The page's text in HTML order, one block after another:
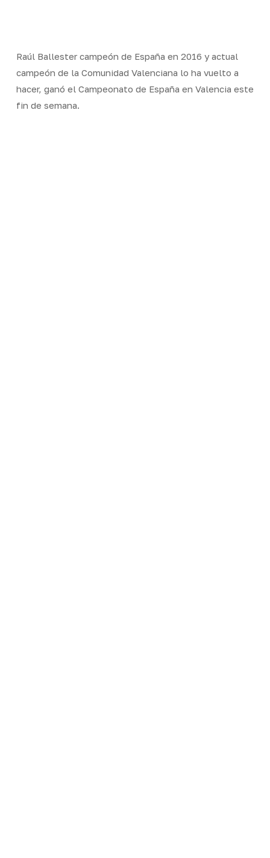
contentRaúl Ballester campeón de España en 2016 y actual
campeón de la Comunidad Valenciana lo ha vuelto a
hacer, ganó el Campeonato de España en Valencia este
fin de semana.